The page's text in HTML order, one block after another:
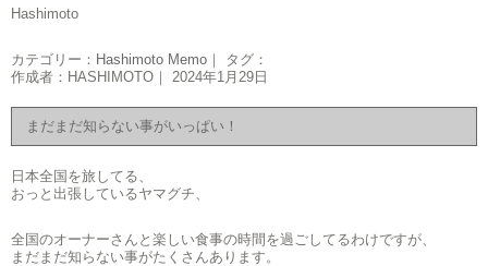
Hashimoto
カテゴリー： Hashimoto Memo ｜ タグ：
作成者：HASHIMOTO｜ 2024年1月29日
まだまだ知らない事がいっぱい！
日本全国を旅してる、
おっと出張しているヤマグチ、
全国のオーナーさんと楽しい食事の時間を過ごしてるわけですが、
まだまだ知らない事がたくさんあります。